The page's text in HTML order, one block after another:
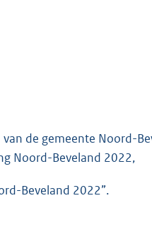
8
K
de gemeente Noord-
Noord-Beveland 2022,
Beveland 2022”.